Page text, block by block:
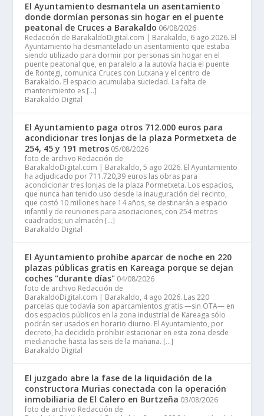
El Ayuntamiento desmantela un asentamiento
donde dormían personas sin hogar en el puente
peatonal de Cruces a Barakaldo 06/08/2026
Redacción de BarakaldoDigital.com | Barakaldo, 6 ago 2026. El
Ayuntamiento ha desmantelado un asentamiento que estaba
siendo utilizado para dormir por personas sin hogar en el
puente peatonal que, en paralelo a la autovía hacia el puente
de Rontegi, comunica Cruces con Lutxana y el centro de
Barakaldo. El espacio acumulaba suciedad. La falta de
mantenimiento es […]
Barakaldo Digital
El Ayuntamiento paga otros 712.000 euros para
acondicionar tres lonjas de la plaza Pormetxeta de
254, 45 y 191 metros 05/08/2026
foto de archivo Redacción de
BarakaldoDigital.com | Barakaldo, 5 ago 2026. El Ayuntamiento
ha adjudicado por 711.720,39 euros las obras para
acondicionar tres lonjas de la plaza Pormetxeta. Los espacios,
que nunca han tenido uso desde la inauguración del recinto,
que costó 10 millones hace 14 años, se destinarán a espacio
infantil y de reuniones para asociaciones, con 254 metros
cuadrados; un almacén […]
Barakaldo Digital
El Ayuntamiento prohíbe aparcar de noche en 220
plazas públicas gratis en Kareaga porque se dejan
coches "durante días" 04/08/2026
foto de archivo Redacción de
BarakaldoDigital.com | Barakaldo, 4 ago 2026. Las 220
parcelas que todavía son aparcamientos gratis —sin OTA— en
dos espacios públicos en la zona industrial de Kareaga sólo
podrán ser usados en horario diurno. El Ayuntamiento, por
decreto, ha decidido prohibir estacionar en esta zona desde
medianoche hasta las seis de la mañana. […]
Barakaldo Digital
El juzgado abre la fase de la liquidación de la
constructora Murias conectada con la operación
inmobiliaria de El Calero en Burtzeña 03/08/2026
foto de archivo Redacción de